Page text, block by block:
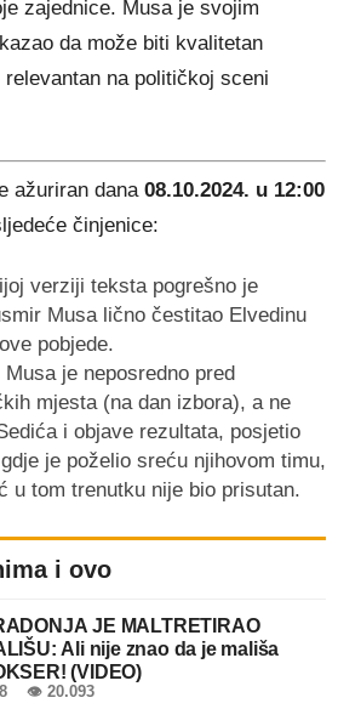
zajednice. Musa je svojim
da može biti kvalitetan
na političkoj sceni
ažuriran dana 08.10.2024. u 12:00
činjenice:
verziji teksta pogrešno je
Musa lično čestitao Elvedinu
pobjede.
Musa je neposredno pred
mjesta (na dan izbora), a ne
i objave rezultata, posjetio
je poželio sreću njihovom timu,
u tom trenutku nije bio prisutan.
i ovo
JE MALTRETIRAO
Ali nije znao da je mališa
(VIDEO)
8 👁 20.093